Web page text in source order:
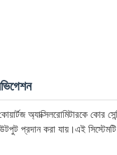
অ্যাক্সিলরোমিটারকে কোর
প্রদান করা যায়।এই